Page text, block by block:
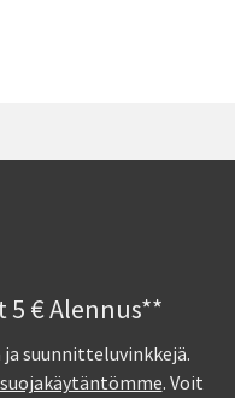
5 € Alennus**
suunnitteluvinkkejä.
. Voit